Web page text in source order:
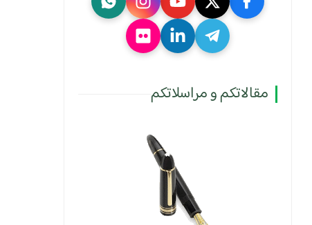
مقالاتكم و مراسلاتكم